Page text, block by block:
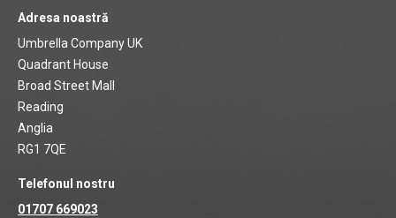
Adresa noastră
Umbrella Company UK
Quadrant House
Broad Street Mall
Reading
Anglia
RG1 7QE
Telefonul nostru
01707 669023